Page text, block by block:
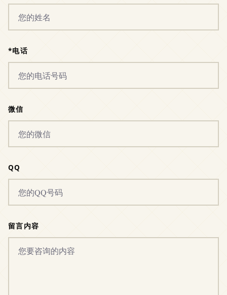
*电话
微信
QQ
留言内容